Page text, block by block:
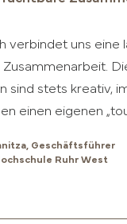
verbindet uns eine
sind stets kreativ,
einen eigenen
Geschäftsführer
Ruhr West